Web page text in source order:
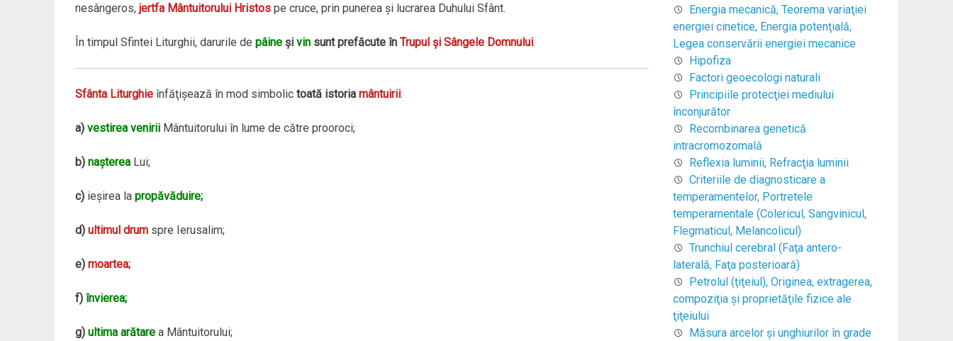
nesângeros, jertfa Mântuitorului Hristospe cruce, prin punerea şi lucrarea Duhului Sfânt.
În timpul Sfintei Liturghii, darurile de pâineşi vinsunt prefăcute în Trupul şi Sângele Domnului.
Sfânta Liturghieînfăţişează în mod simbolic toată istoria mântuirii:
a) vestirea veniriiMântuitorului în lume de către prooroci;
b) naştereaLui;
c) ieşirea la propăvăduire;
d) ultimul drumspre Ierusalim;
e) moartea;
f) învierea;
g) ultima arătarea Mântuitorului;
Energia mecanică, Teorema variaţiei
energiei cinetice, Energia potenţială,
Legea conservării energiei mecanice
Hipofiza
Factori geoecologi naturali
Principiile protecţiei mediului
înconjurător
Recombinarea genetică
intracromozomală
Reflexia luminii, Refracţia luminii
Criteriile de diagnosticare a
temperamentelor, Portretele
temperamentale (Colericul, Sangvinicul,
Flegmaticul, Melancolicul)
Trunchiul cerebral (Faţa antero-
laterală, Faţa posterioară)
Petrolul (ţiţeiul), Originea, extragerea,
compoziţia şi proprietăţile fizice ale
ţiţeiului
Măsura arcelor şi unghiurilor în grade